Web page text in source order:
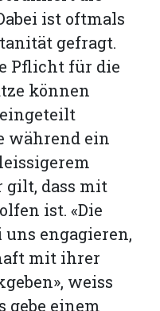
ist oftmals
gefragt.
Pflicht für die
können
während ein
gilt, dass mit
ist. «Die
uns engagieren,
mit ihrer
weiss
gebe einem